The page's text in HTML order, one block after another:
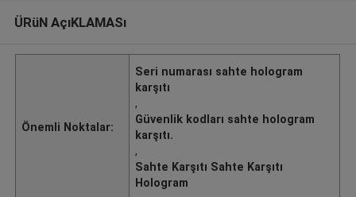
ÜRüN AçıKLAMASı
Önemli Noktalar:
Seri numarası sahte hologram
karşıtı
,
Güvenlik kodları sahte hologram
karşıtı.
,
Sahte Karşıtı Sahte Karşıtı
Hologram